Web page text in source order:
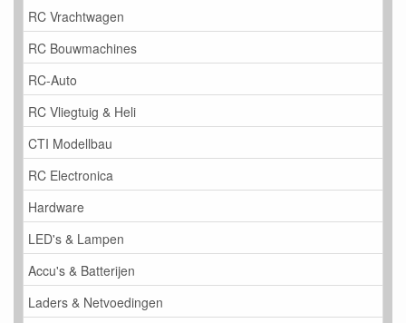
RC Vrachtwagen
RC Bouwmachines
RC-Auto
RC Vliegtuig & Heli
CTI Modellbau
RC Electronica
Hardware
LED's & Lampen
Accu's & Batterijen
Laders & Netvoedingen